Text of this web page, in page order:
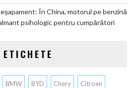
În China, motorul pe benzină
psihologic pentru cumpărători
ETICHETE
BMW BYD Chery Citroen